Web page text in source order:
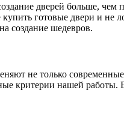
дверей больше,
готовые двери и
создание шедевров.
не только
критерии нашей